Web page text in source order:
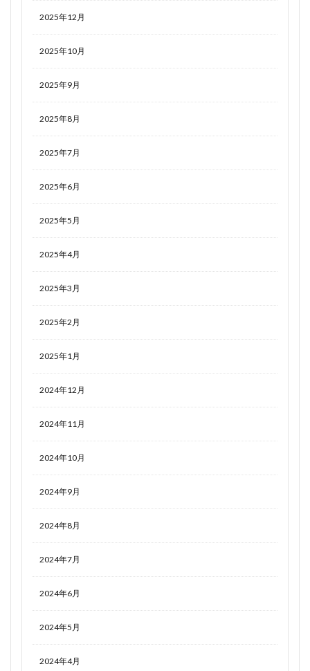
2025年12月
2025年10月
2025年9月
2025年8月
2025年7月
2025年6月
2025年5月
2025年4月
2025年3月
2025年2月
2025年1月
2024年12月
2024年11月
2024年10月
2024年9月
2024年8月
2024年7月
2024年6月
2024年5月
2024年4月